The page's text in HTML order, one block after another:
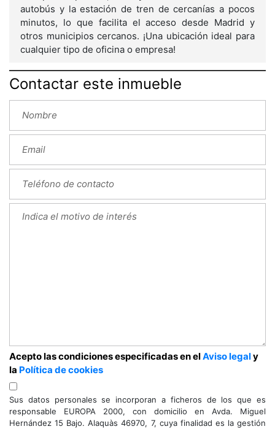
autobús y la estación de tren de cercanías a pocos
minutos, lo que facilita el acceso desde Madrid y
otros municipios cercanos. ¡Una ubicación ideal para
cualquier tipo de oficina o empresa!
Contactar este inmueble
Acepto las condiciones especificadas en elAviso legaly
la Política de cookies
Sus datos personales se incorporan a ficheros de los que es
responsable EUROPA 2000, con domicilio en Avda. Miguel
Hernández 15 Bajo. Alaquàs 46970, 7, cuya finalidad es la gestión